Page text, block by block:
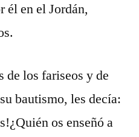
él en el Jordán,
de los fariseos y de
bautismo, les decía:
os enseñó a